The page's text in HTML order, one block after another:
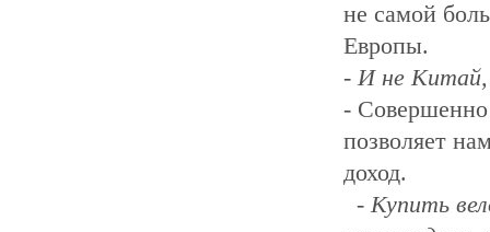
не самой
Европы.
- И не
- Совершенно
позволяет
доход.
- Купить